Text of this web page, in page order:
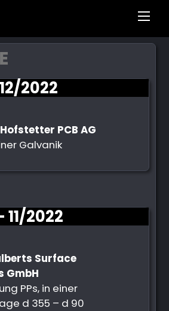
2022
PCB AG
Galvanik
2022
Surface
GmbH
PPs, in einer
d 355 – d 90